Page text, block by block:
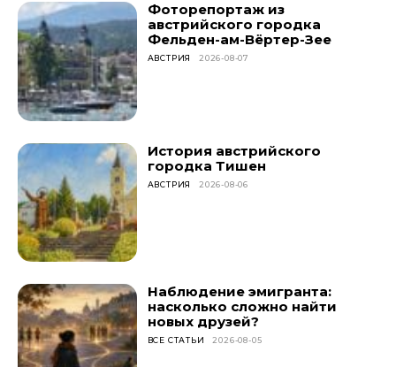
Фоторепортаж из
австрийского городка
Фельден-ам-Вёртер-Зее
АВСТРИЯ 2026-08-07
История австрийского
городка Тишен
АВСТРИЯ 2026-08-06
Наблюдение эмигранта:
насколько сложно найти
новых друзей?
ВСЕ СТАТЬИ 2026-08-05